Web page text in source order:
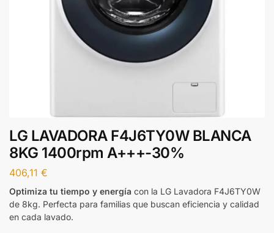
LG LAVADORA F4J6TY0W BLANCA
8KG 1400rpm A+++-30%
406,11 €
Optimiza tu tiempo y energía con la LG Lavadora F4J6TY0W
de 8kg. Perfecta para familias que buscan eficiencia y calidad
en cada lavado.